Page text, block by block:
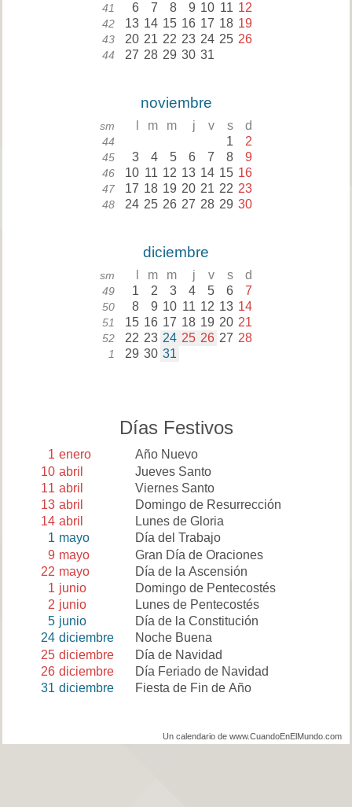
41 6 7 8 9 10 11 12
42 13 14 15 16 17 18 19
43 20 21 22 23 24 25 26
44 27 28 29 30 31
noviembre
sm m m j v s d
44 1 2
45 3 4 5 6 7 8 9
46 10 11 12 13 14 15 16
47 17 18 19 20 21 22 23
48 24 25 26 27 28 29 30
diciembre
sm m m j v s d
49 1 2 3 4 5 6 7
50 8 9 10 11 12 13 14
51 15 16 17 18 19 20 21
52 22 23 24 25 26 27 28
1 29 30 31
Días Festivos
1 enero
Año Nuevo
10 abril
Jueves Santo
11 abril
Viernes Santo
13 abril
Domingo de Resurrección
14 abril
Lunes de Gloria
1 mayo
Día del Trabajo
9 mayo
Gran Día de Oraciones
22 mayo
Día de la Ascensión
1 junio
Domingo de Pentecostés
2 junio
Lunes de Pentecostés
5 junio
Día de la Constitución
24 diciembre
Noche Buena
25 diciembre
Día de Navidad
26 diciembre
Día Feriado de Navidad
31 diciembre Fiesta de Fin de Año
Un calendario de www.CuandoEnElMundo.com